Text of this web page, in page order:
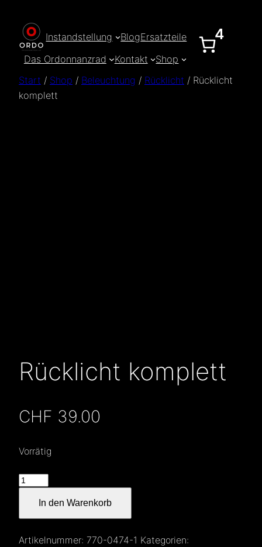
Inhalt
springen Instandstellung BlogErsatzteile
Das Ordonnanzrad
Kontakt Shop
4
Start / Shop / Beleuchtung / Rücklicht / Rücklicht
komplett
Rücklicht komplett
CHF 39.00
Vorrätig
Rücklicht
MengeIn den Warenkorb
Artikelnummer: 770-0474-1 Kategorien: